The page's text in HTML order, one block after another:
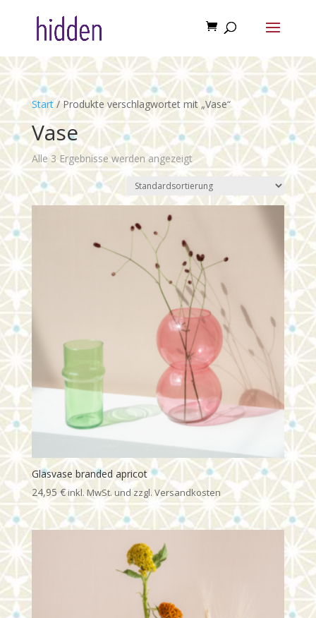
Start/ Produkte verschlagwortet mit „Vase“
Vase
Alle 3 Ergebnisse werden angezeigt
Glasvase branded apricot
24,95€